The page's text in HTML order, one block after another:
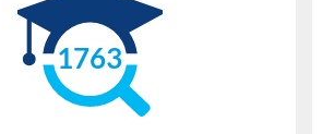
1763